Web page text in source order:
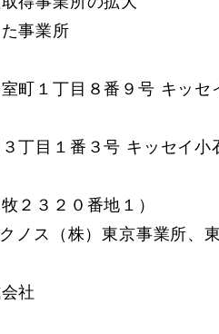
事業所
１丁目８番９号 キッセ
目１番３号 キッセイ小
３２０番地１）
ス（株）東京事業所、
社